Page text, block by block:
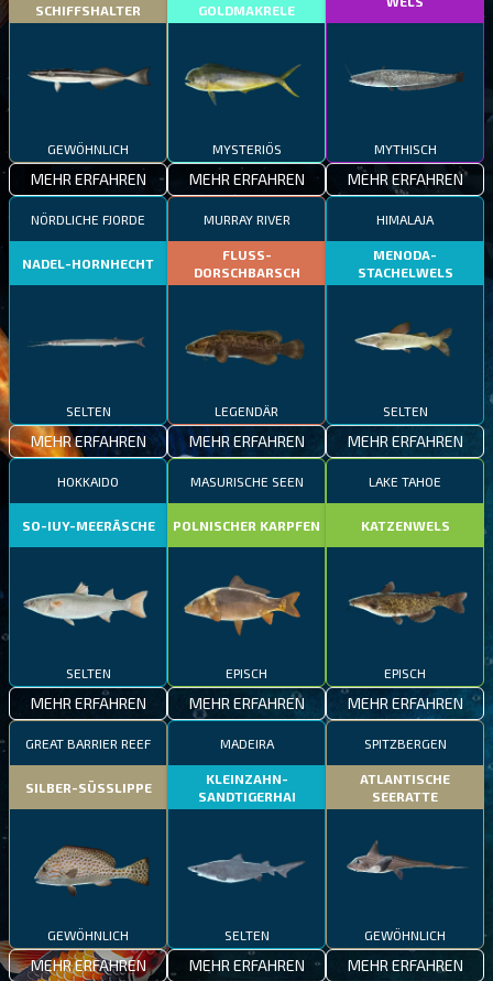
SCHIFFSHALTER
GEWÖHNLICH
MEHR ERFAHREN
GOLDMAKRELE
MYSTERIÖS
MEHR ERFAHREN
MYTHISCH
MEHR ERFAHREN
NÖRDLICHE FJORDE
NADEL-HORNHECHT
SELTEN
MEHR ERFAHREN
MURRAY RIVER
FLUSS-
DORSCHBARSCH
LEGENDÄR
MEHR ERFAHREN
HIMALAJA
MENODA-
STACHELWELS
SELTEN
MEHR ERFAHREN
HOKKAIDO
SO-IUY-MEERÄSCHE
SELTEN
MEHR ERFAHREN
MASURISCHE SEEN
POLNISCHER KARPFEN
EPISCH
MEHR ERFAHREN
LAKE TAHOE
KATZENWELS
EPISCH
MEHR ERFAHREN
GREAT BARRIER REEF
SILBER-SÜSSLIPPE
GEWÖHNLICH
MEHR ERFAHREN
MADEIRA
KLEINZAHN-
SANDTIGERHAI
SELTEN
MEHR ERFAHREN
SPITZBERGEN
ATLANTISCHE
SEERATTE
GEWÖHNLICH
MEHR ERFAHREN